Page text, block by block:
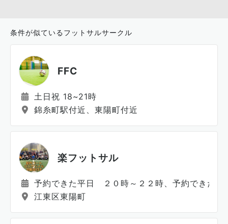
条件が似ているフットサルサークル
FFC
土日祝 18~21時
錦糸町駅付近、東陽町付近
楽フットサル
予約できた平日 ２０時～２２時、予約できた
江東区東陽町